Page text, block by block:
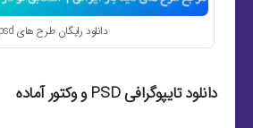
دانلود رایگان طرح های psd
دانلود تایپوگرافی PSD و وکتور آماده